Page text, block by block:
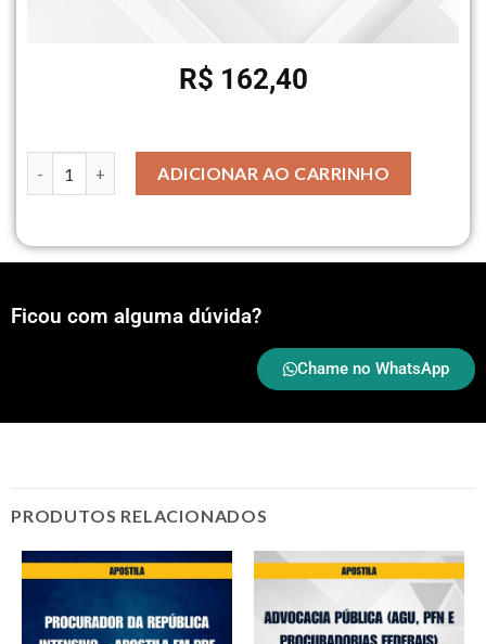
R$ 162,40
ADICIONAR AO CARRINHO
Ficou com alguma dúvida?
Chame no WhatsApp
PRODUTOS RELACIONADOS